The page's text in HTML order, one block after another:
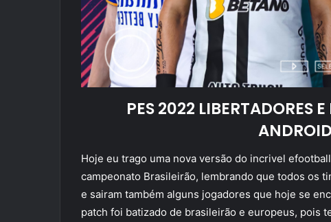
PES 2022 LIBERTADORES
Hoje eu trago uma nova versão do incrivel
campeonato Brasileirão, lembrando que todos os
e sairam também alguns jogadores que hoje se
patch foi batizado de brasileirão e europeus, pois